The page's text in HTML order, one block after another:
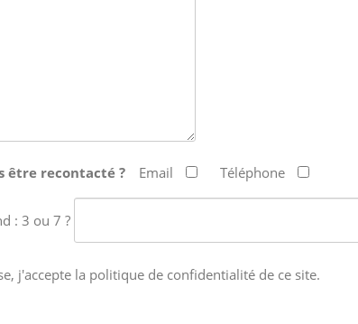
être recontacté ? Email Téléphone
: 3 ou 7 ?
j'accepte la politique de confidentialité de ce site.